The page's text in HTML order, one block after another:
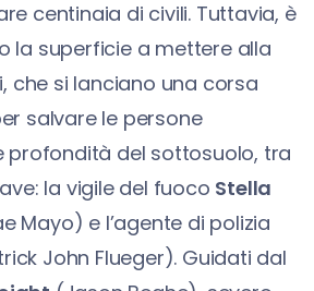
centinaia di civili. Tuttavia, è
la superficie a mettere alla
che si lanciano una corsa
salvare le persone
profondità del sottosuolo, tra
la vigile del fuoco Stella
Mayo) e l’agente di polizia
John Flueger). Guidati dal